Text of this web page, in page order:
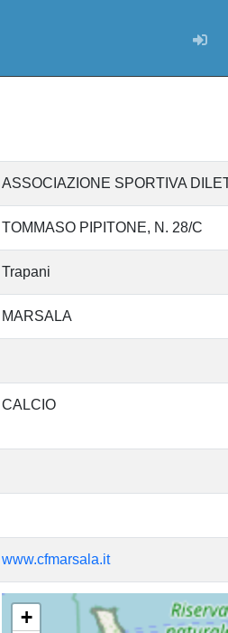
ASSOCIAZIONE SPORTIVA
TOMMASO PIPITONE, N. 28/C
Trapani
MARSALA
CALCIO
www.cfmarsala.it
+